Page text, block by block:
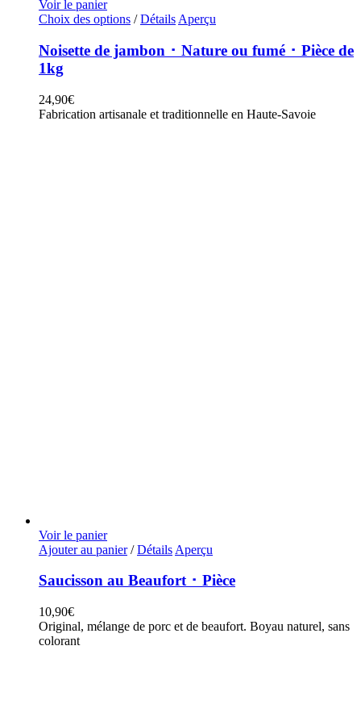
Voir le panier
Choix des options Ce
a
plusieurs
peuvent
/ Détails Aperçu
Noisette de jambon ･ Nature ou fumé ･ Pièce de
1kg
24,90€
Fabrication artisanale et traditionnelle en Haute-Savoie
Voir le panier
Ajouter au panier / Détails Aperçu
Saucisson au Beaufort ･ Pièce
10,90€
Original, mélange de porc et de beaufort. Boyau naturel, sans
colorant